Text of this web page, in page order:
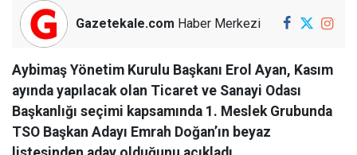
Gazetekale.com Haber Merkezi
Aybimaş Yönetim Kurulu Başkanı Erol Ayan, Kasım
ayında yapılacak olan Ticaret ve Sanayi Odası
Başkanlığı seçimi kapsamında 1. Meslek Grubunda
TSO Başkan Adayı Emrah Doğan’ın beyaz